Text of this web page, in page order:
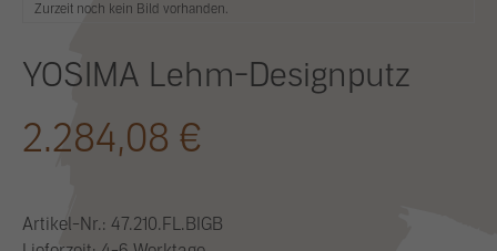
Zurzeit noch kein Bild vorhanden.
YOSIMA Lehm-Designputz
2.284,08 €
Artikel-Nr.: 47.210.FL.BIGB